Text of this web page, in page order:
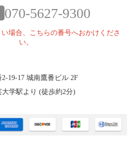
070-5627-9300
場合、こちらの番号へおかけくださ
い。
城南鷹番ビル 2F
大学駅より (徒歩約2分)